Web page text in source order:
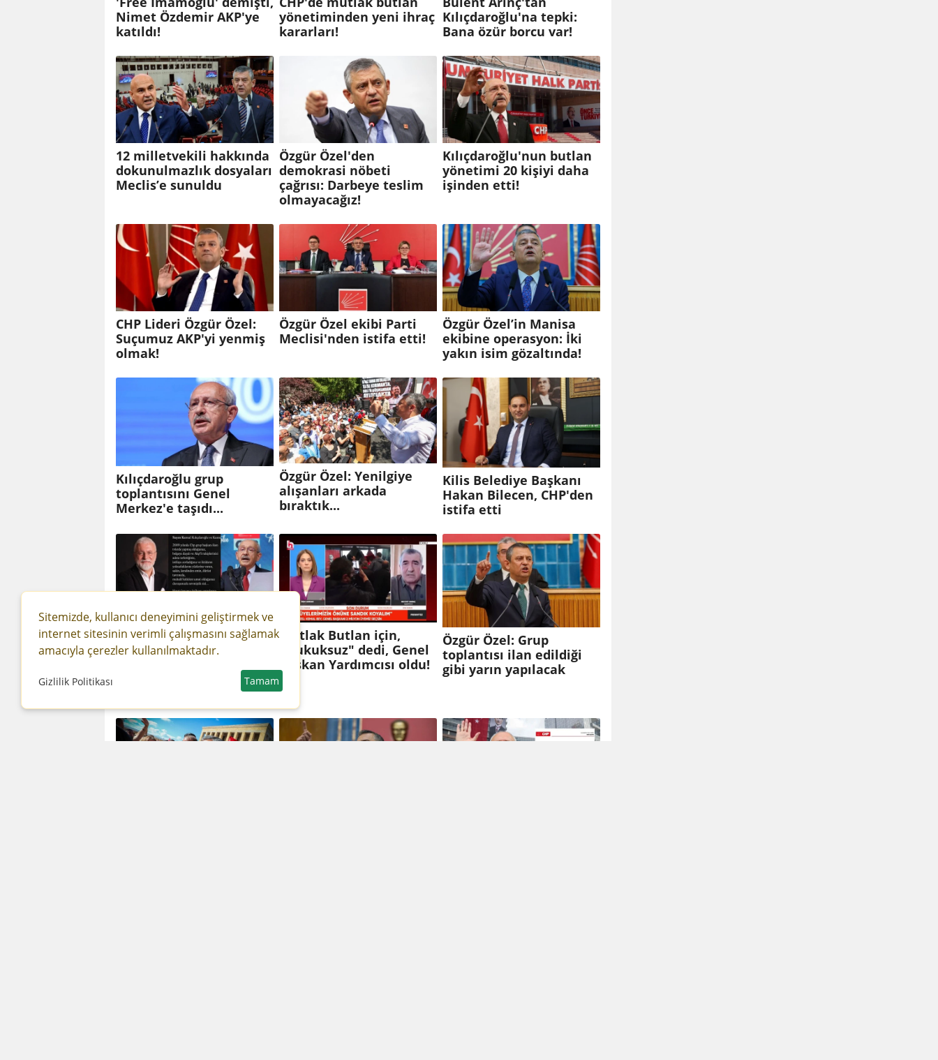
Nimet Özdemir AKP'ye
katıldı!
yönetiminden yeni ihraç
kararları!
Kılıçdaroğlu'na tepki:
Bana özür borcu var!
12 milletvekili hakkında
dokunulmazlık dosyaları
Meclis’e sunuldu
Özgür Özel'den
demokrasi nöbeti
çağrısı: Darbeye teslim
olmayacağız!
Kılıçdaroğlu'nun butlan
yönetimi 20 kişiyi daha
işinden etti!
CHP Lideri Özgür Özel:
Suçumuz AKP'yi yenmiş
olmak!
Özgür Özel ekibi Parti
Meclisi'nden istifa etti!
Özgür Özel’in Manisa
ekibine operasyon: İki
yakın isim gözaltında!
Kılıçdaroğlu grup
toplantısını Genel
Merkez'e taşıdı...
Özgür Özel: Yenilgiye
alışanları arkada
bıraktık...
Kilis Belediye Başkanı
Hakan Bilecen, CHP'den
istifa etti
Onur Akın'dan
Kılıçdaroğlu'na:
aksi halde yasal yollara
Mutlak Butlan için,
"Hukuksuz" dedi, Genel
Başkan Yardımcısı oldu!
Özgür Özel: Grup
toplantısı ilan edildiği
gibi yarın yapılacak
Sitemizde, kullanıcı deneyimini geliştirmek ve
internet sitesinin verimli çalışmasını sağlamak
amacıyla çerezler kullanılmaktadır.
Gizlilik Politikası Tamam